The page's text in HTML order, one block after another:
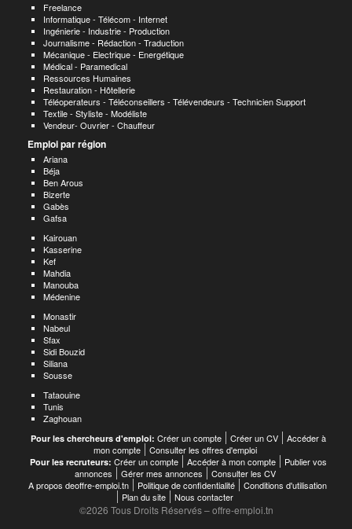
Freelance
Informatique - Télécom - Internet
Ingénierie - Industrie - Production
Journalisme - Rédaction - Traduction
Mécanique - Electrique - Energétique
Médical - Paramedical
Ressources Humaines
Restauration - Hôtellerie
Téléoperateurs - Téléconseillers - Télévendeurs - Technicien Support
Textile - Styliste - Modéliste
Vendeur- Ouvrier - Chauffeur
Emploi par région
Ariana
Béja
Ben Arous
Bizerte
Gabès
Gafsa
Kairouan
Kasserine
Kef
Mahdia
Manouba
Médenine
Monastir
Nabeul
Sfax
Sidi Bouzid
Siliana
Sousse
Tataouine
Tunis
Zaghouan
Pour les chercheurs d'emploi: Créer un compte Créer un CV
Accéder à
mon compte
Consulter les offres d'emploi
Pour les recruteurs: Créer un compte Accéder à mon compte
Publier vos
annonces
Gérer mes annonces
Consulter les CV
A propos deoffre-emploi.tn
Politique de confidentialité
Conditions d'utilisation
Plan du site
Nous contacter
©2026 Tous Droits Réservés – offre-emploi.tn